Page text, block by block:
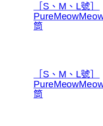
［S、M、L號］
筒
［S、M、L號］
筒